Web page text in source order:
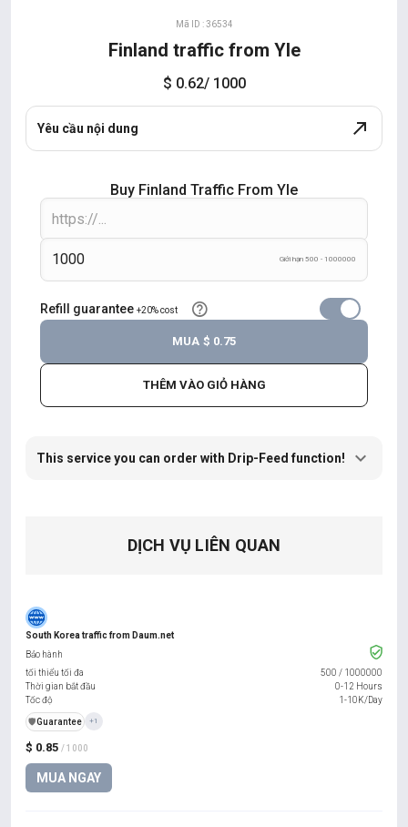
Mã ID : 36534
Finland traffic from Yle
$ 0.62/ 1000
Yêu cầu nội dung
Buy Finland Traffic From Yle
Giới hạn 500 - 1000000
Refill guarantee +20% cost
THÊM VÀO GIỎ HÀNG
MUA $ 0.75
This service you can order with Drip-Feed function!
DỊCH VỤ LIÊN QUAN
South Korea traffic from Daum.net
$ 0.85 / 1000
MUA NGAY
Bảo hành
tối thiểu tối đa
500 / 1000000
Thời gian bắt đầu
0-12 Hours
Tốc độ
1-10K/Day
️🛡️Guarantee +1